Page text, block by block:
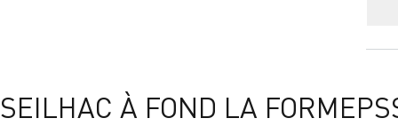
SEILHAC À FOND LA FORME